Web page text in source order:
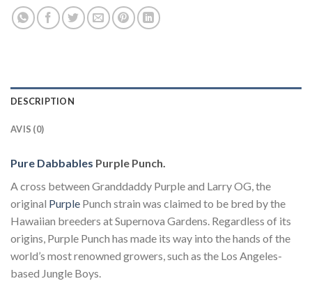
DESCRIPTION
AVIS (0)
Pure Dabbables Purple Punch.
A cross between Granddaddy Purple and Larry OG, the
original Purple Punch strain was claimed to be bred by the
Hawaiian breeders at Supernova Gardens. Regardless of its
origins, Purple Punch has made its way into the hands of the
world’s most renowned growers, such as the Los Angeles-
based Jungle Boys.